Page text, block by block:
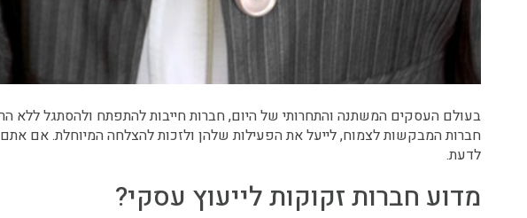
בעולם העסקים המשתנה והתחרותי של היום, חברות חייבות להתפתח ולהסתגל ללא
חברות המבקשות לצמוח, לייעל את הפעילות שלהן ולזכות להצלחה המיוחלת. אם
לדעת.
מדוע חברות זקוקות לייעוץ עסקי?